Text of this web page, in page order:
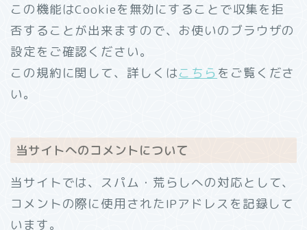
この機能はCookieを無効にすることで収集を拒
否することが出来ますので、お使いのブラウザの
設定をご確認ください。
この規約に関して、詳しくはこちら をご覧くださ
い。
当サイトへのコメントについて
当サイトでは、スパム・荒らしへの対応として、
コメントの際に使用されたIPアドレスを記録して
います。